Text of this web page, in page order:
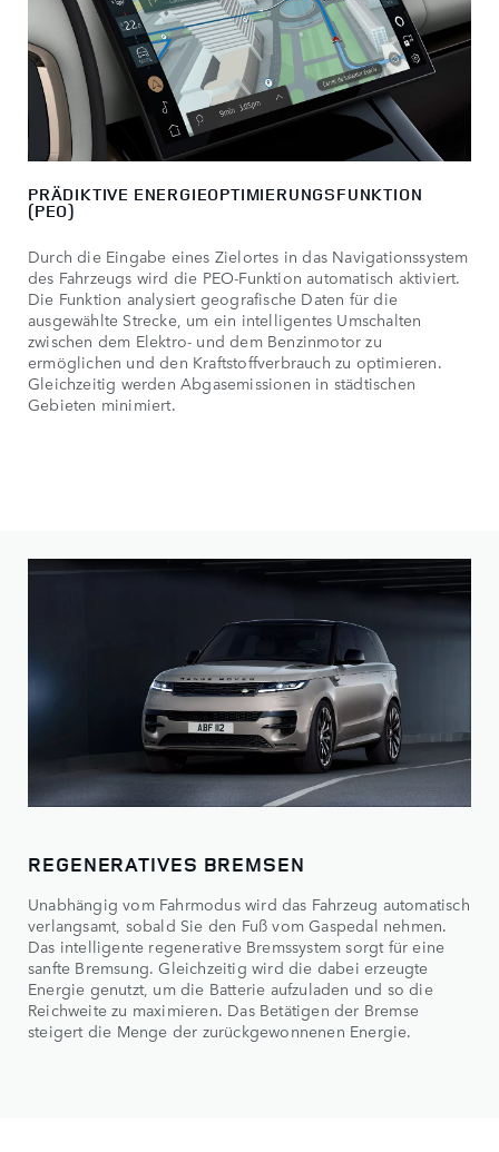
PRÄDIKTIVE ENERGIEOPTIMIERUNGSFUNKTION
(PEO)
Durch die Eingabe eines Zielortes in das Navigationssystem
des Fahrzeugs wird die PEO-Funktion automatisch aktiviert.
Die Funktion analysiert geografische Daten für die
ausgewählte Strecke, um ein intelligentes Umschalten
zwischen dem Elektro- und dem Benzinmotor zu
ermöglichen und den Kraftstoffverbrauch zu optimieren.
Gleichzeitig werden Abgasemissionen in städtischen
Gebieten minimiert.
REGENERATIVES BREMSEN
Unabhängig vom Fahrmodus wird das Fahrzeug automatisch
verlangsamt, sobald Sie den Fuß vom Gaspedal nehmen.
Das intelligente regenerative Bremssystem sorgt für eine
sanfte Bremsung. Gleichzeitig wird die dabei erzeugte
Energie genutzt, um die Batterie aufzuladen und so die
Reichweite zu maximieren. Das Betätigen der Bremse
steigert die Menge der zurückgewonnenen Energie.